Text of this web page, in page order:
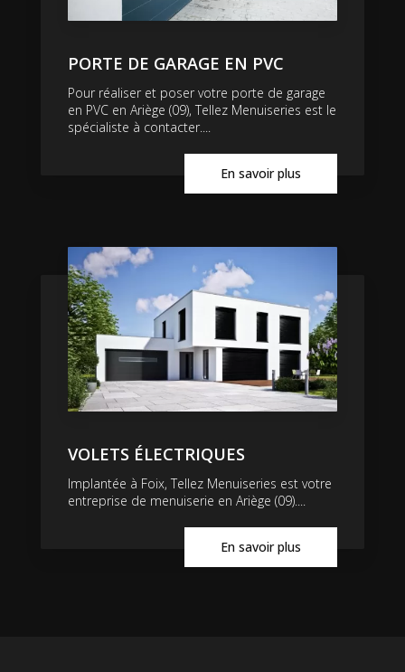
PORTE DE GARAGE EN PVC
Pour réaliser et poser votre porte de garage
en PVC en Ariège (09), Tellez Menuiseries est le
spécialiste à contacter....
En savoir plus
VOLETS ÉLECTRIQUES
Implantée à Foix, Tellez Menuiseries est votre
entreprise de menuiserie en Ariège (09)....
En savoir plus